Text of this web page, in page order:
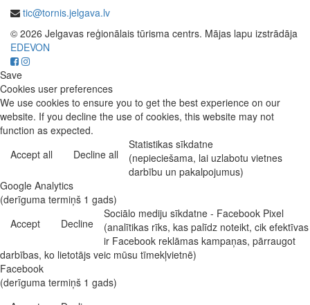
tic@tornis.jelgava.lv
© 2026 Jelgavas reģionālais tūrisma centrs. Mājas lapu izstrādāja
EDEVON
Save
Cookies user preferences
We use cookies to ensure you to get the best experience on our
website. If you decline the use of cookies, this website may not
function as expected.
Accept all
Decline all
Statistikas sīkdatne
(nepieciešama, lai uzlabotu vietnes
darbību un pakalpojumus)
Google Analytics
(derīguma termiņš 1 gads)
Accept
Decline
Sociālo mediju sīkdatne - Facebook Pixel
(analītikas rīks, kas palīdz noteikt, cik efektīvas
ir Facebook reklāmas kampaņas, pārraugot
darbības, ko lietotājs veic mūsu tīmekļvietnē)
Facebook
(derīguma termiņš 1 gads)